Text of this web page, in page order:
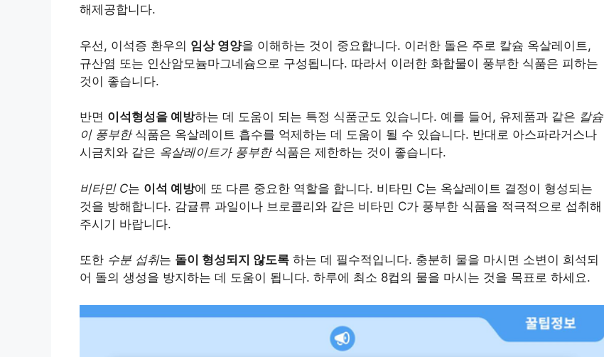
해제공합니다.
우선, 이석증 환우의 임상 영양을 이해하는 것이 중요합니다. 이러한 돌은 주로 칼슘 옥살레이트,
규산염 또는 인산암모늄마그네슘으로 구성됩니다. 따라서 이러한 화합물이 풍부한 식품은 피하는
것이 좋습니다.
반면 이석형성을 예방하는 데 도움이 되는 특정 식품군도 있습니다. 예를 들어, 유제품과 같은 칼슘
이 풍부한식품은 옥살레이트 흡수를 억제하는 데 도움이 될 수 있습니다. 반대로 아스파라거스나
시금치와 같은 옥살레이트가 풍부한식품은 제한하는 것이 좋습니다.
비타민 C는 이석 예방에 또 다른 중요한 역할을 합니다. 비타민 C는 옥살레이트 결정이 형성되는
것을 방해합니다. 감귤류 과일이나 브로콜리와 같은 비타민 C가 풍부한 식품을 적극적으로 섭취해
주시기 바랍니다.
또한 수분 섭취는 돌이 형성되지 않도록 하는 데 필수적입니다. 충분히 물을 마시면 소변이 희석되
어 돌의 생성을 방지하는 데 도움이 됩니다. 하루에 최소 8컵의 물을 마시는 것을 목표로 하세요.